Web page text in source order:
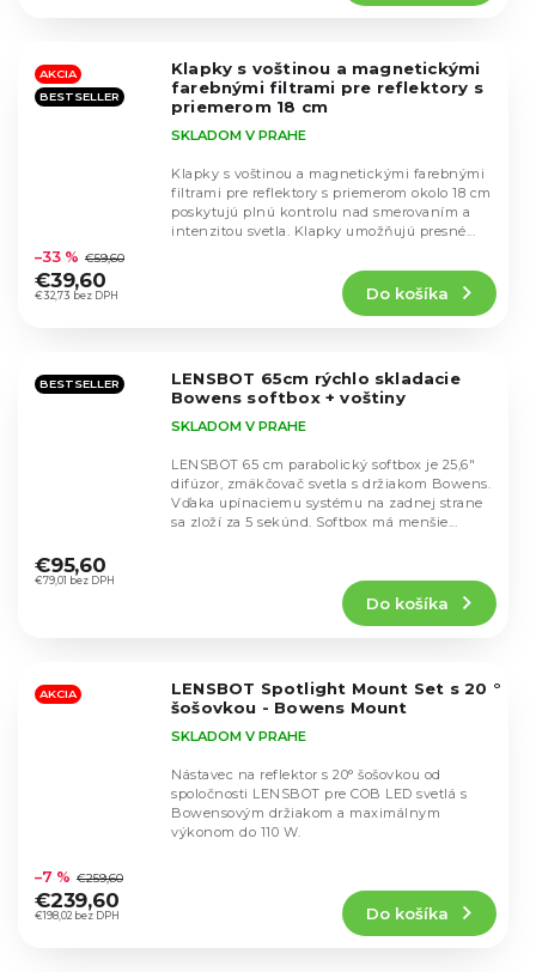
hviezdičiek.
AKCIA
BESTSELLER
Klapky s voštinou a magnetickými
farebnými filtrami pre reflektory s
priemerom 18 cm
hodnotenie
produktu
je
hviezdičiek.
SKLADOM V PRAHE
€32,73 bez DPH
–33 % €59,60
€39,60
Do košíka
Klapky s voštinou a magnetickými farebnými
filtrami pre reflektory s priemerom okolo 18 cm
poskytujú plnú kontrolu nad smerovaním a
intenzitou svetla. Klapky umožňujú presné...
BESTSELLER
LENSBOT 65cm rýchlo skladacie
Bowens softbox + voštiny
hodnotenie
produktu
hviezdičiek.
SKLADOM V PRAHE
€79,01 bez DPH
€95,60
Do košíka
LENSBOT 65 cm parabolický softbox je 25,6"
difúzor, zmäkčovač svetla s držiakom Bowens.
Vďaka upínaciemu systému na zadnej strane
sa zloží za 5 sekúnd. Softbox má menšie...
AKCIA
LENSBOT Spotlight Mount Set s 20 °
šošovkou - Bowens Mount
hodnotenie
produktu
je
SKLADOM V PRAHE
€198,02 bez DPH
–7 % €259,60
€239,60
Do košíka
Nástavec na reflektor s 20° šošovkou od
spoločnosti LENSBOT pre COB LED svetlá s
Bowensovým držiakom a maximálnym
výkonom do 110 W.